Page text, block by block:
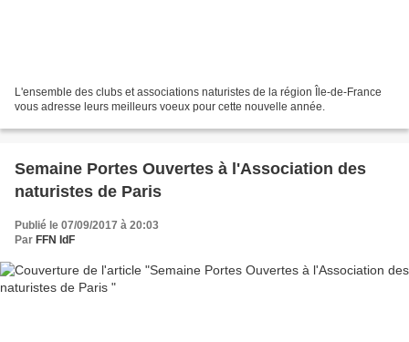
L'ensemble des clubs et associations naturistes de la région Île-de-France
vous adresse leurs meilleurs voeux pour cette nouvelle année.
Semaine Portes Ouvertes à l'Association des
naturistes de Paris
Publié le 07/09/2017 à 20:03
Par FFN IdF